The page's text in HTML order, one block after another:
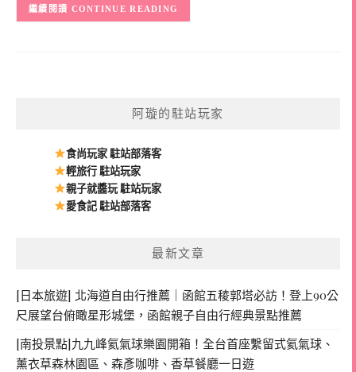
CONTINUE READING
阿璇的駐站玩家
食尚玩家 駐站部落客
輕旅行 駐站玩家
親子就醬玩 駐站玩家
愛食記 駐站部落客
最新文章
[日本旅遊] 北海道自由行推薦｜函館五稜郭塔必訪！登上90公
尺展望台俯瞰星形城堡，函館親子自由行經典景點推薦
[南投景點]九九峰氦氣球樂園開箱！全台首座繫留式氦氣球、
薰衣草森林園區、森彥咖啡、香草餐廳一日遊